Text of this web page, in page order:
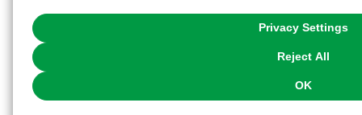
You can change your consent or rejection settings at any time via
Privacy Settings
Reject All
OK